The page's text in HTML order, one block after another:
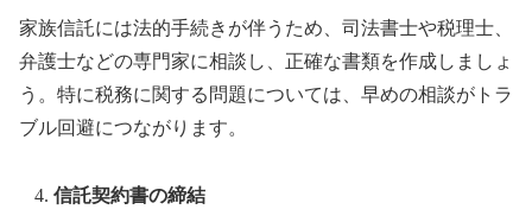
家族信託には法的手続きが伴うため、司法書士や税理士、
弁護士などの専門家に相談し、正確な書類を作成しましょ
う。特に税務に関する問題については、早めの相談がトラ
ブル回避につながります。
信託契約書の締結